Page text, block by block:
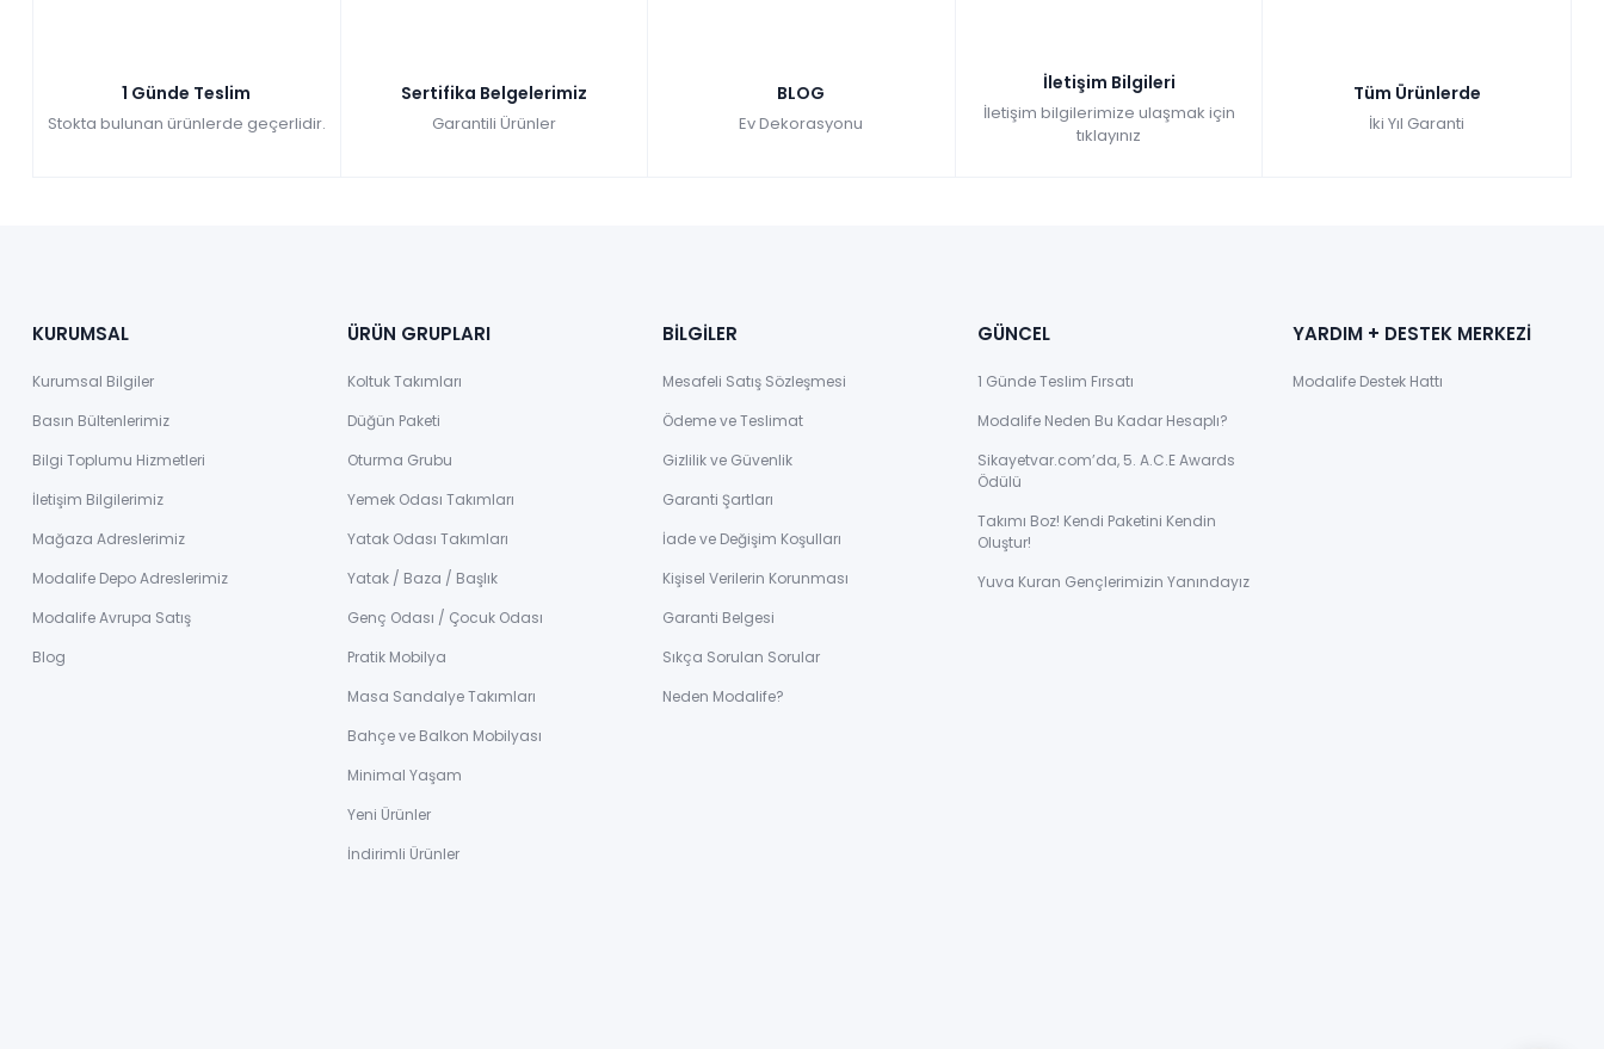
1 Günde Teslim
Stokta bulunan ürünlerde geçerlidir.
Sertifika Belgelerimiz
Garantili Ürünler
BLOG
Ev Dekorasyonu
İletişim Bilgileri
İletişim bilgilerimize ulaşmak için
tıklayınız
Tüm Ürünlerde
İki Yıl Garanti
KURUMSAL
Kurumsal Bilgiler
Basın Bültenlerimiz
Bilgi Toplumu Hizmetleri
İletişim Bilgilerimiz
Mağaza Adreslerimiz
Modalife Depo Adreslerimiz
Modalife Avrupa Satış
Blog
ÜRÜN GRUPLARI
Koltuk Takımları
Düğün Paketi
Oturma Grubu
Yemek Odası Takımları
Yatak Odası Takımları
Yatak / Baza / Başlık
Genç Odası / Çocuk Odası
Pratik Mobilya
Masa Sandalye Takımları
Bahçe ve Balkon Mobilyası
Minimal Yaşam
Yeni Ürünler
İndirimli Ürünler
BİLGİLER
Mesafeli Satış Sözleşmesi
Ödeme ve Teslimat
Gizlilik ve Güvenlik
Garanti Şartları
İade ve Değişim Koşulları
Kişisel Verilerin Korunması
Garanti Belgesi
Sıkça Sorulan Sorular
Neden Modalife?
GÜNCEL
1 Günde Teslim Fırsatı
Modalife Neden Bu Kadar Hesaplı?
Sikayetvar.com’da, 5. A.C.E Awards
Ödülü
Takımı Boz! Kendi Paketini Kendin
Oluştur!
Yuva Kuran Gençlerimizin Yanındayız
YARDIM + DESTEK MERKEZİ
Modalife Destek Hattı